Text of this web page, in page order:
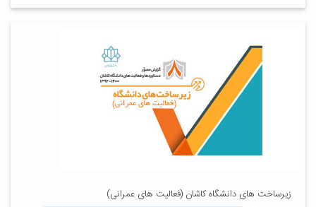
زیرساخت های دانشگاه کاشان (فعالیت های عمرانی)